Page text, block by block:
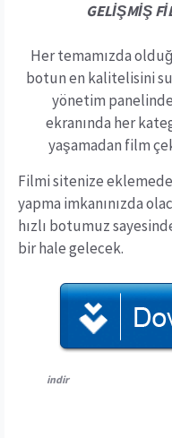
GELİŞMİŞ
Her temamızda
botun en kalitelisini
yönetim
ekranında her
yaşamadan film
Filmi sitenize
yapma imkanınızda
hızlı botumuz
bir hale gelecek.
indir